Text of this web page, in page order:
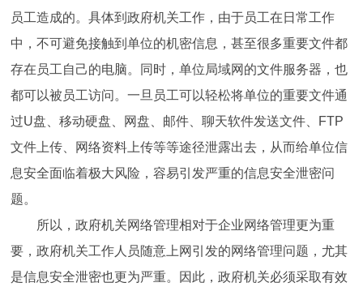
员工造成的。具体到政府机关工作，由于员工在日常工作
中，不可避免接触到单位的机密信息，甚至很多重要文件都
存在员工自己的电脑。同时，单位局域网的文件服务器，也
都可以被员工访问。一旦员工可以轻松将单位的重要文件通
过U盘、移动硬盘、网盘、邮件、聊天软件发送文件、FTP
文件上传、网络资料上传等等途径泄露出去，从而给单位信
息安全面临着极大风险，容易引发严重的信息安全泄密问
题。
所以，政府机关网络管理相对于企业网络管理更为重
要，政府机关工作人员随意上网引发的网络管理问题，尤其
是信息安全泄密也更为严重。因此，政府机关必须采取有效